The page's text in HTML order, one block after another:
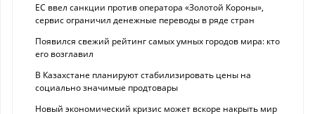
ЕС ввел санкции против оператора «Золотой Короны»,
сервис ограничил денежные переводы в ряде стран
Появился свежий рейтинг самых умных городов мира: кто
его возглавил
В Казахстане планируют стабилизировать цены на
социально значимые продтовары
Новый экономический кризис может вскоре накрыть мир